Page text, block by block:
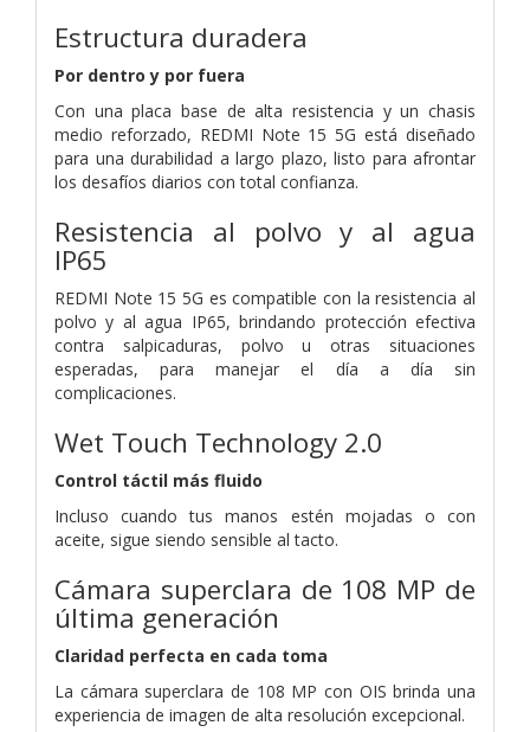
Estructura duradera
Por dentro y por fuera
Con una placa base de alta resistencia y un chasis
medio reforzado, REDMI Note 15 5G está diseñado
para una durabilidad a largo plazo, listo para afrontar
los desafíos diarios con total confianza.
Resistencia al polvo y al agua
IP65
REDMI Note 15 5G es compatible con la resistencia al
polvo y al agua IP65, brindando protección efectiva
contra salpicaduras, polvo u otras situaciones
esperadas, para manejar el día a día sin
complicaciones.
Wet Touch Technology 2.0
Control táctil más fluido
Incluso cuando tus manos estén mojadas o con
aceite, sigue siendo sensible al tacto.
Cámara superclara de 108 MP de
última generación
Claridad perfecta en cada toma
La cámara superclara de 108 MP con OIS brinda una
experiencia de imagen de alta resolución excepcional.